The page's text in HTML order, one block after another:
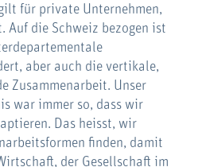
für private Unternehmen,
Auf die Schweiz bezogen ist
aber auch die vertikale,
Zusammenarbeit. Unser
war immer so, dass wir
Das heisst, wir
finden, damit
der Gesellschaft im